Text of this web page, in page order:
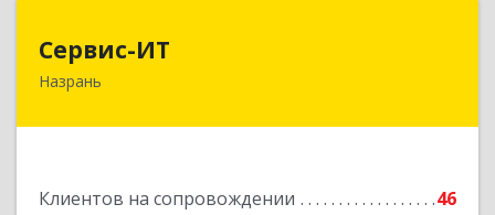
Сервис-ИТ
Назрань
Клиентов на сопровождении
46
Подробнее